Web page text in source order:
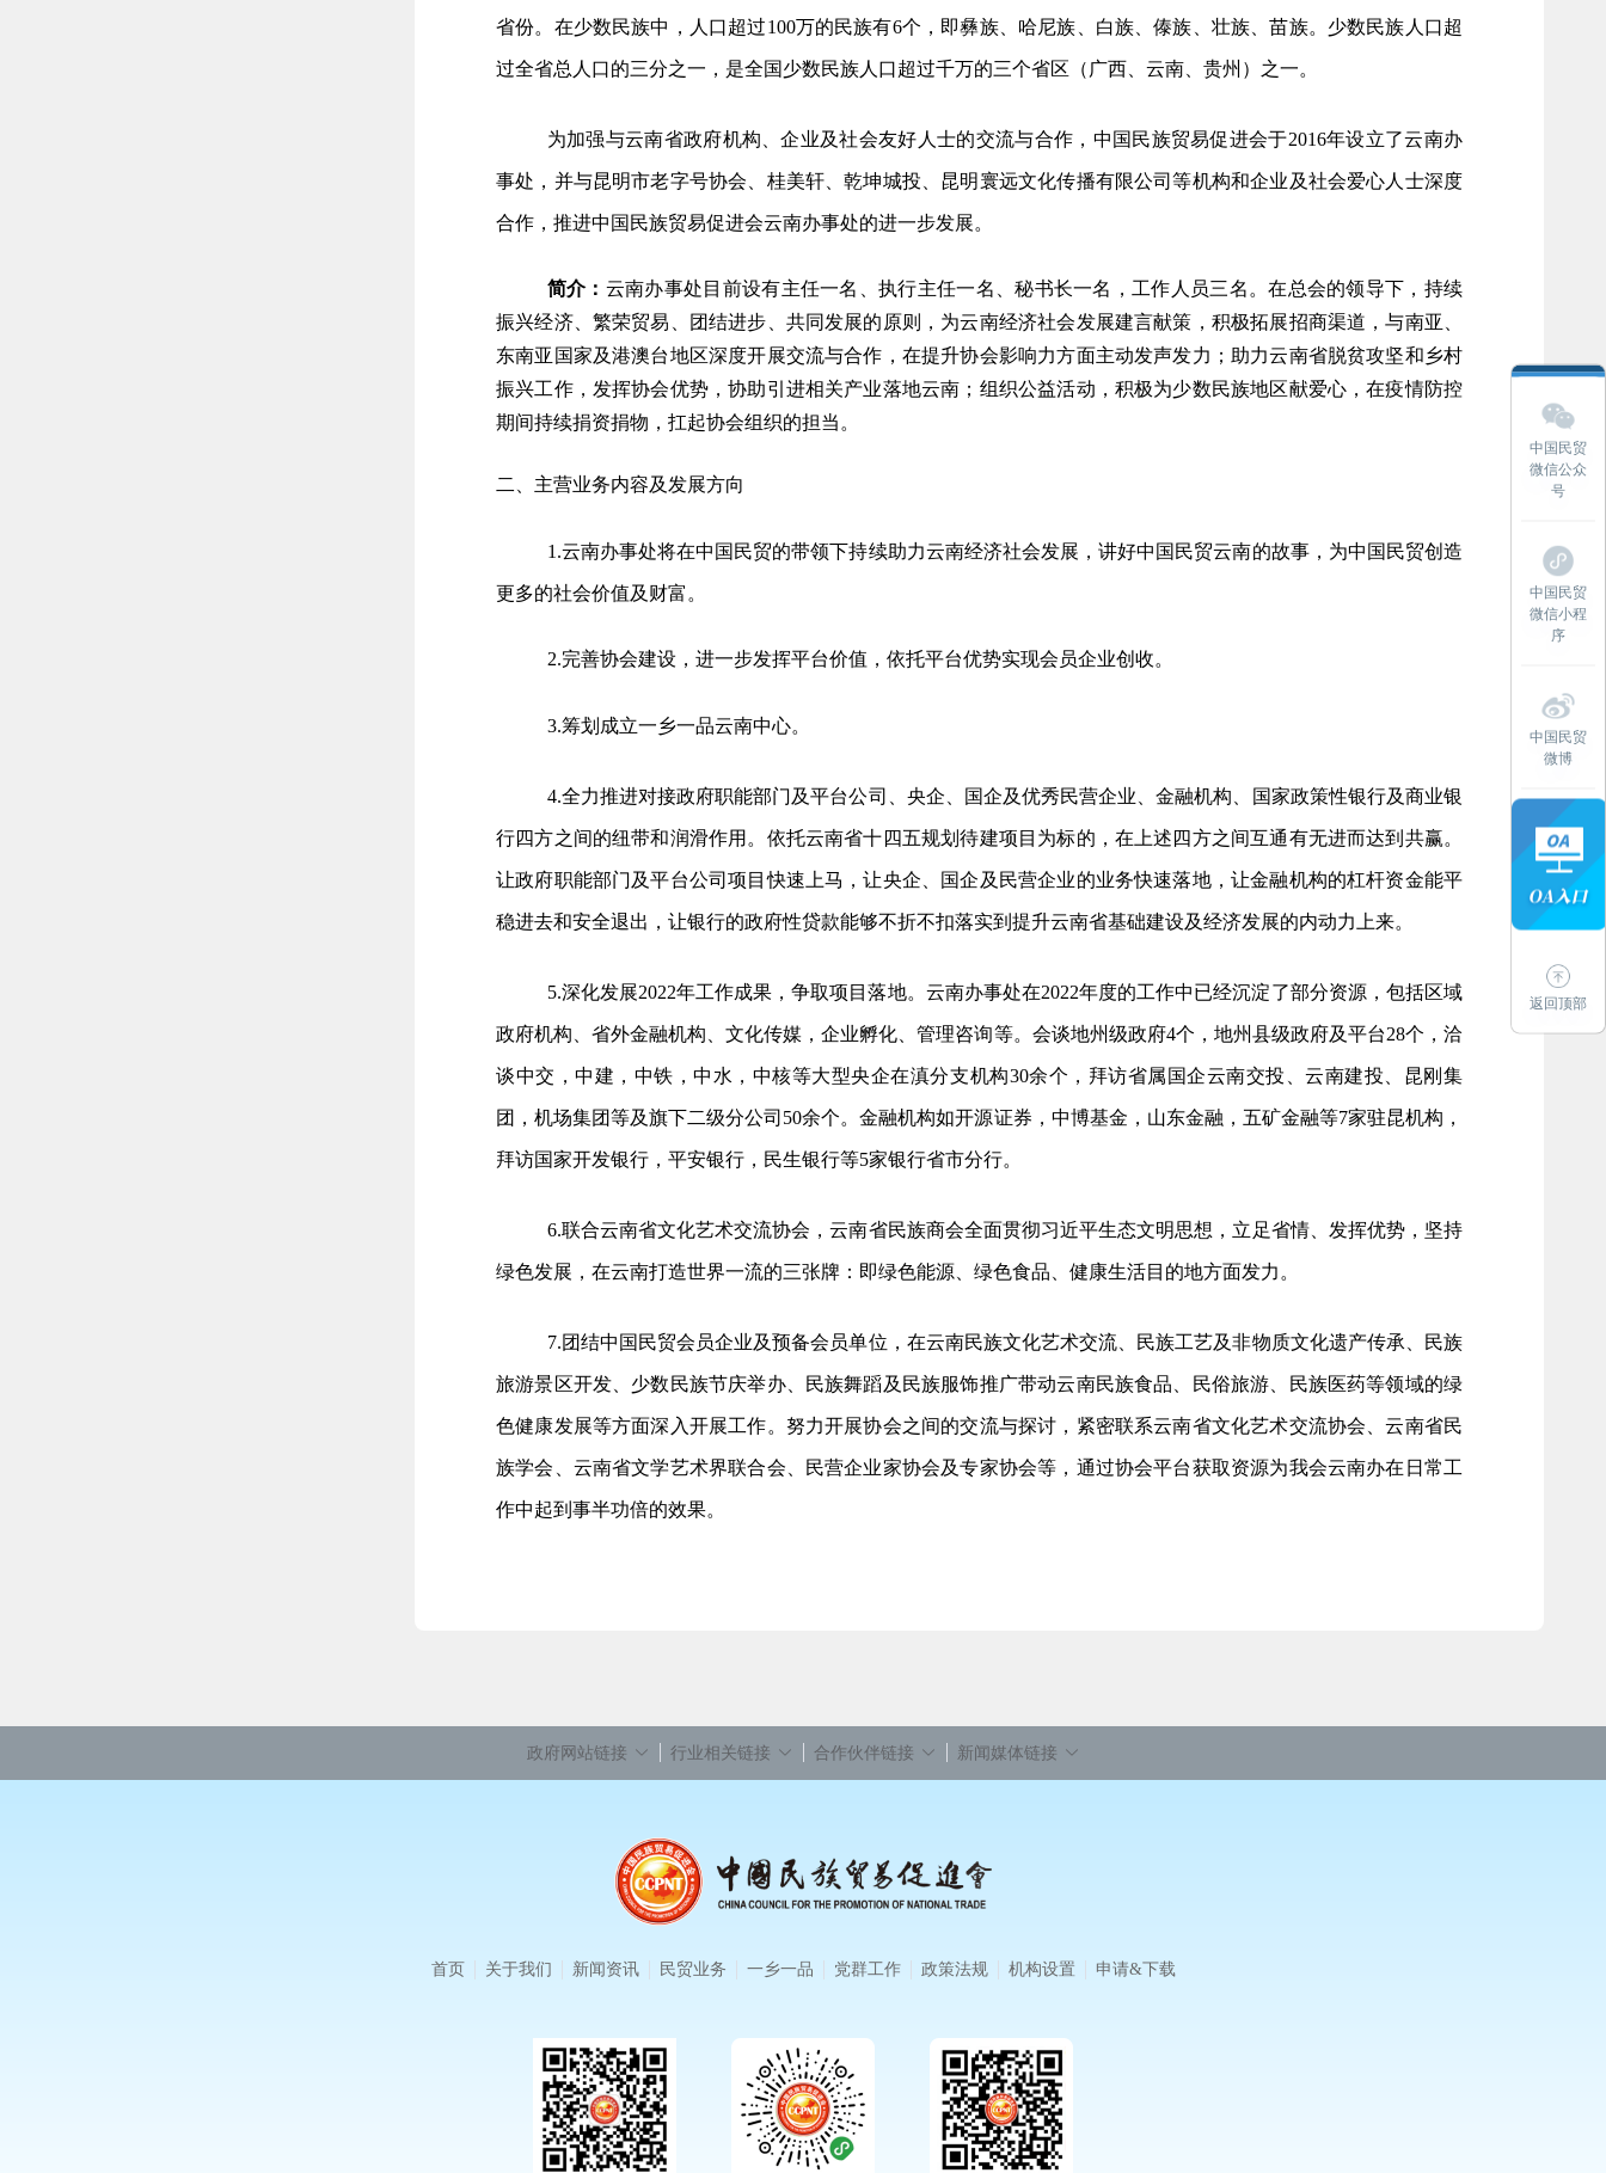
省份。在少数民族中，人口超过100万的民族有6个，即彝族、哈尼族、白族、傣族、壮族、苗族。少数民族人口超
过全省总人口的三分之一，是全国少数民族人口超过千万的三个省区（广西、云南、贵州）之一。
为加强与云南省政府机构、企业及社会友好人士的交流与合作，中国民族贸易促进会于2016年设立了云南办
事处，并与昆明市老字号协会、桂美轩、乾坤城投、昆明寰远文化传播有限公司等机构和企业及社会爱心人士深度
合作，推进中国民族贸易促进会云南办事处的进一步发展。
简介： 云南办事处目前设有主任一名、执行主任一名、秘书长一名，工作人员三名。在总会的领导下，持续
振兴经济、繁荣贸易、团结进步、共同发展的原则，为云南经济社会发展建言献策，积极拓展招商渠道，与南亚、
东南亚国家及港澳台地区深度开展交流与合作，在提升协会影响力方面主动发声发力；助力云南省脱贫攻坚和乡村
振兴工作，发挥协会优势，协助引进相关产业落地云南；组织公益活动，积极为少数民族地区献爱心，在疫情防控
期间持续捐资捐物，扛起协会组织的担当。
二、主营业务内容及发展方向
1.云南办事处将在中国民贸的带领下持续助力云南经济社会发展，讲好中国民贸云南的故事，为中国民贸创造
更多的社会价值及财富。
2.完善协会建设，进一步发挥平台价值，依托平台优势实现会员企业创收。
3.筹划成立一乡一品云南中心。
4.全力推进对接政府职能部门及平台公司、央企、国企及优秀民营企业、金融机构、国家政策性银行及商业银
行四方之间的纽带和润滑作用。依托云南省十四五规划待建项目为标的，在上述四方之间互通有无进而达到共赢。
让政府职能部门及平台公司项目快速上马，让央企、国企及民营企业的业务快速落地，让金融机构的杠杆资金能平
稳进去和安全退出，让银行的政府性贷款能够不折不扣落实到提升云南省基础建设及经济发展的内动力上来。
5.深化发展2022年工作成果，争取项目落地。云南办事处在2022年度的工作中已经沉淀了部分资源，包括区域
政府机构、省外金融机构、文化传媒，企业孵化、管理咨询等。会谈地州级政府4个，地州县级政府及平台28个，洽
谈中交，中建，中铁，中水，中核等大型央企在滇分支机构30余个，拜访省属国企云南交投、云南建投、昆刚集
团，机场集团等及旗下二级分公司50余个。金融机构如开源证券，中博基金，山东金融，五矿金融等7家驻昆机构，
拜访国家开发银行，平安银行，民生银行等5家银行省市分行。
6.联合云南省文化艺术交流协会，云南省民族商会全面贯彻习近平生态文明思想，立足省情、发挥优势，坚持
绿色发展，在云南打造世界一流的三张牌：即绿色能源、绿色食品、健康生活目的地方面发力。
7.团结中国民贸会员企业及预备会员单位，在云南民族文化艺术交流、民族工艺及非物质文化遗产传承、民族
旅游景区开发、少数民族节庆举办、民族舞蹈及民族服饰推广带动云南民族食品、民俗旅游、民族医药等领域的绿
色健康发展等方面深入开展工作。努力开展协会之间的交流与探讨，紧密联系云南省文化艺术交流协会、云南省民
族学会、云南省文学艺术界联合会、民营企业家协会及专家协会等，通过协会平台获取资源为我会云南办在日常工
作中起到事半功倍的效果。
中国民贸
微信公众
号
中国民贸
微信小程
序
中国民贸
微博
返回顶部
政府网站链接 行业相关链接 合作伙伴链接 新闻媒体链接
首页 关于我们 新闻资讯 民贸业务 一乡一品 党群工作 政策法规 机构设置 申请&下载